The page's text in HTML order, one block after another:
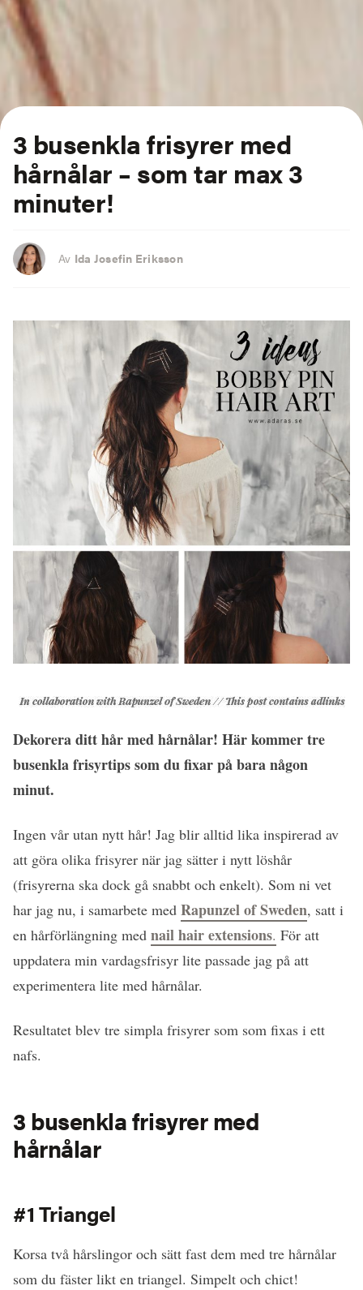
3 busenklafrisyrer med
hårnålar– som tar max 3
minuter!
Av Ida Josefin Eriksson
Dekorera ditt hår med hårnålar! Här kommer tre
busenkla frisyrtips som du fixar på bara någon
minut.
Ingen vår utan nytt hår! Jag blir alltid lika inspirerad av
att göra olika frisyrer när jag sätter i nytt löshår
(frisyrerna ska dock gå snabbt och enkelt). Som ni vet
har jag nu, i samarbete med Rapunzel of Sweden, satt i
en hårförlängning med nail hair extensions. För att
uppdatera min vardagsfrisyr lite passade jag på att
experimentera lite med hårnålar.
Resultatet blev tre simpla frisyrer som som fixas i ett
nafs.
3 busenkla frisyrer med
hårnålar
#1 Triangel
Korsa två hårslingor och sätt fast dem med tre hårnålar
som du fäster likt en triangel. Simpelt och chict!